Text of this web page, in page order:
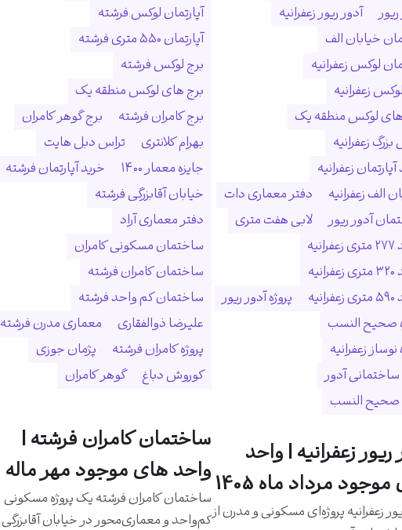
آدور ریور زعفرانیه
خیابان الف
لوکس زعفرانیه
زعفرانیه
لوکس منطقه یک
زعفرانیه
زعفرانیه
الف زعفرانیه
دفتر معماری دات
آدور ریور
لابی هفت متری
پروژه آدور ریور
صحیح النسب
نوساز زعفرانیه
ساختمانی آدور
صحیح النسب
ریور زعفرانیه | واحد
مرداد ماه 1405
زعفرانیه پروژه‌ای مسکونی و مدرن از
آپارتمان لوکس فرشته
آپارتمان ۵۵۰ متری فرشته
برج لوکس فرشته
برج های لوکس منطقه یک
برج کامران فرشته
برج گوهر کامران
بهرام کلانتری
تراس دبل هایت
جایزه معمار ۱۴۰۰
خرید آپارتمان فرشته
خیابان آقابزرگی فرشته
دفتر معماری آراد
ساختمان مسکونی کامران
ساختمان کامران فرشته
ساختمان کم واحد فرشته
علیرضا ذوالفقاری
معماری مدرن فرشته
پروژه کامران فرشته
پژمان جوزی
کوروش دباغ
گوهر کامران
ساختمان کامران فرشته |
واحد های موجود مهر ماله
ساختمان کامران فرشته یک پروژه مسکونی
کم‌واحد و معماری‌محور در خیابان آقابزرگی